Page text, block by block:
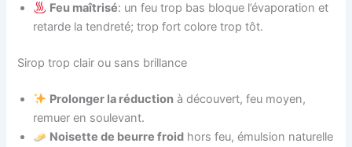
Feu maîtrisé: un feu trop bas bloque l’évaporation et
retarde la tendreté; trop fort colore trop tôt.
Sirop trop clair ou sans brillance
Prolonger la réduction à découvert, feu moyen,
remuer en soulevant.
Noisette de beurre froid hors feu, émulsion naturelle